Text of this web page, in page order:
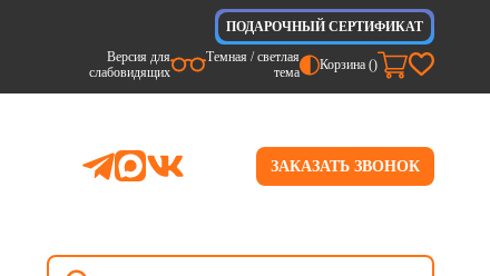
ПОДАРОЧНЫЙ СЕРТИФИКАТ
Версия для
слабовидящих
Темная / светлая
тема
Корзина ()
ЗАКАЗАТЬ ЗВОНОК